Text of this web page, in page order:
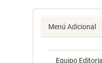
Menú Adicional
Equipo Editorial